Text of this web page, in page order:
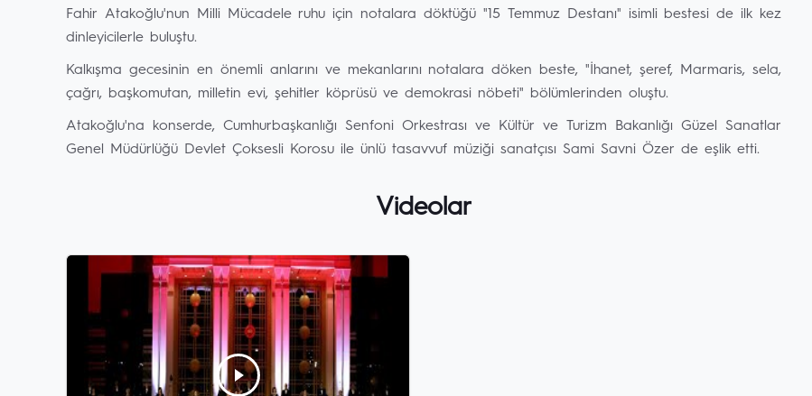
Fahir Atakoğlu'nun Milli Mücadele ruhu için notalara döktüğü "15 Temmuz Destanı" isimli bestesi de ilk kez
dinleyicilerle buluştu.
Kalkışma gecesinin en önemli anlarını ve mekanlarını notalara döken beste, "İhanet, şeref, Marmaris, sela,
çağrı, başkomutan, milletin evi, şehitler köprüsü ve demokrasi nöbeti" bölümlerinden oluştu.
Atakoğlu'na konserde, Cumhurbaşkanlığı Senfoni Orkestrası ve Kültür ve Turizm Bakanlığı Güzel Sanatlar
Genel Müdürlüğü Devlet Çoksesli Korosu ile ünlü tasavvuf müziği sanatçısı Sami Savni Özer de eşlik etti.
Videolar